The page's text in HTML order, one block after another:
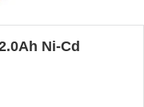
Ni-Cd